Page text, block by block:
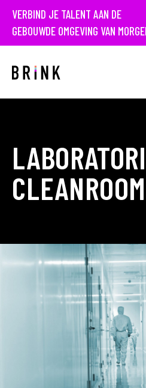
VERBIND JE TALENT AAN DE
GEBOUWDE OMGEVING VAN